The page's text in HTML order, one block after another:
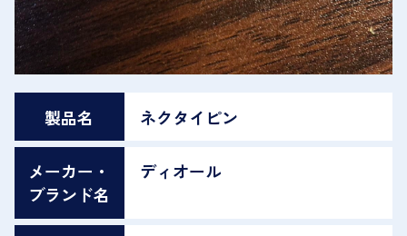
製品名 ネクタイピン
メーカー・
ブランド名
ディオール